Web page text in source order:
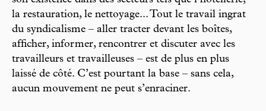
la restauration, le nettoyage... Tout le travail ingrat
du syndicalisme – aller tracter devant les boîtes,
afficher, informer, rencontrer et discuter avec les
travailleurs et travailleuses – est de plus en plus
laissé de côté. C’est pourtant la base – sans cela,
aucun mouvement ne peut s’enraciner.